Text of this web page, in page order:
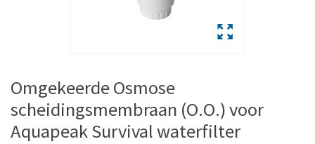
Omgekeerde Osmose
scheidingsmembraan (O.O.) voor
Aquapeak Survival waterfilter